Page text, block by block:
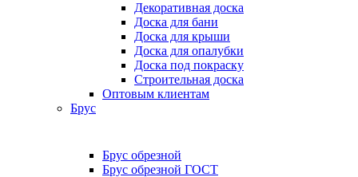
Декоративная доска
Доска для бани
Доска для крыши
Доска для опалубки
Доска под покраску
Строительная доска
Оптовым клиентам
Брус
Брус обрезной
Брус обрезной ГОСТ